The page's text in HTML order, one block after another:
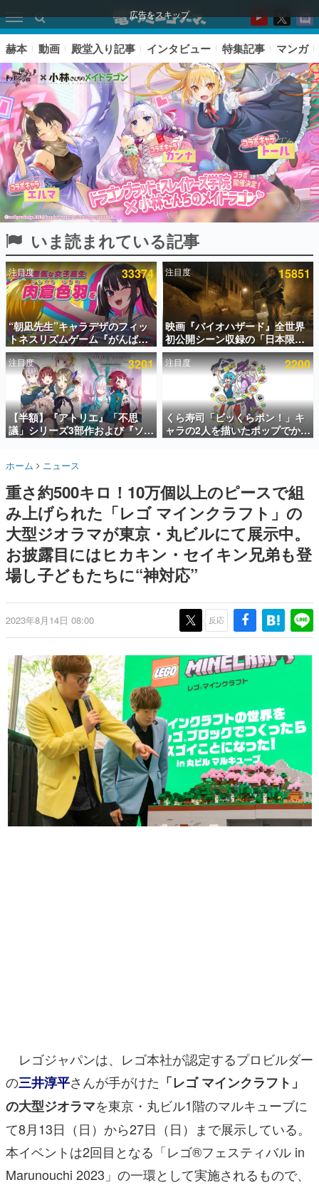
広告をスキップ
ピックアップ
電ファミのいま読まれている記事ランキング
アプリセール情報
インタビュー
連載・特集一覧
殿堂入り記事
SNS拡散数が数千以上！ ページビュー数万以上！ などな
ど。多くの人々に読まれた、電ファミ渾身の“殿堂入り”記
事をまとめました。
名作ゲームクリエイターの方々に製作時のエピソードをお
きます。
赫本
この物語を解いてはいけない。『赫本』は、〈試験問題〉
の形をした短編ホラー小説集です。
新世代に訊く
これからのデジタルゲーム市場を担う若きクリエイター達
ゲーム世代の作家たち
ゲームに多大な影響を受けた作家さんに取材し、ゲームが
画です。
日本モバイルゲーム産業史
日本のモバイルゲーム史における主要なトピック・タイト
ルを網羅するほか、開発者へのインタビューや識者による
解説を掲載。約20年の歴史が一望できる決定版！
若ゲのいたり〜ゲームクリエイターの青春〜
『うつヌケ』『ペンと箸』等で知られるマンガ家・田中圭
一先生によるゲーム業界レポートマンガです。
なんでゲームは面白い？
ゲーム開発者・hamatsu氏がゲームの魅力を画面や操作の
具体的な形から解き明かしていく、硬派で骨太な評論連載
その他
電ファミニコゲーマーとは？
運営：株式会社マレ
赫本 動画 殿堂入り記事 インタビュー 特集記事 マンガ
いま読まれている記事
注目度 33374
“朝凪先生”キャラデザのフィッ
トネスリズムゲーム『がんば
れ！チアリズム』Steamストア
ページが公開。キャラクターの
CVは陽向葵ゅかさん
注目度 15851
映画『バイオハザード』全世界
初公開シーン収録の「日本限
定」予告映像が解禁。バイオの
日（8月10日）にあわせて、
「ラクーンシティ総合病院」へ
行く配達人の姿が披露
注目度 3201
【半額】『アトリエ』「不思
議」シリーズ3部作および『ソフ
ィーのアトリエ2』公式画集の
ルが開催中。各作品の設定画や
美麗なイラストの数々をふんだ
んに収録
注目度 2200
くら寿司「ビッくらポン！」キ
ャラの2人を描いたポップでかわ
いいコラボイラストが公開。コ
売へ
ホーム ニュース
重さ約500キロ！10万個以上のピースで組
み上げられた「レゴ マインクラフト」の
大型ジオラマが東京・丸ビルにて展示中。
お披露目にはヒカキン・セイキン兄弟も登
場し子どもたちに“神対応”
2023年8月14日 08:00 反応
レゴジャパンは、レゴ本社が認定するプロビルダー
の三井淳平さんが手がけた 「レゴ マインクラフト」
の大型ジオラマを東京・丸ビル1階のマルキューブに
て8月13日（日）から27日（日）まで展示している。
本イベントは2回目となる「レゴ®フェスティバル in
Marunouchi 2023」の一環として実施されるもので、